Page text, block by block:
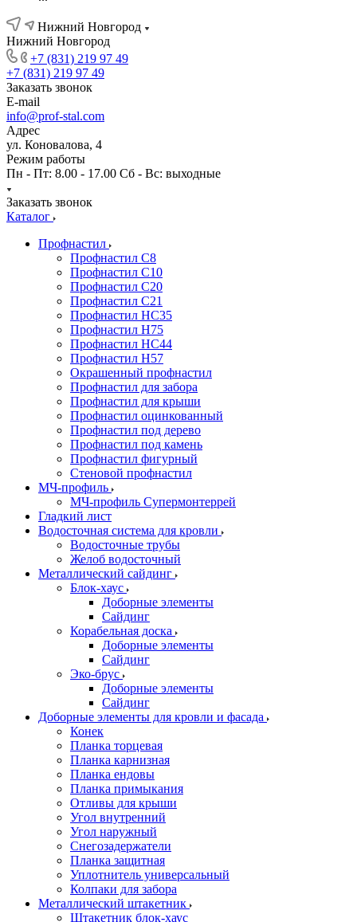
Нижний Новгород
Нижний Новгород
+7 (831) 219 97 49
+7 (831) 219 97 49
Заказать звонок
E-mail
info@prof-stal.com
Адрес
ул. Коновалова, 4
Режим работы
Пн - Пт: 8.00 - 17.00 Сб - Вс: выходные
Заказать звонок
Каталог
Профнастил
Профнастил С8
Профнастил С10
Профнастил С20
Профнастил С21
Профнастил НС35
Профнастил Н75
Профнастил HC44
Профнастил Н57
Окрашенный профнастил
Профнастил для забора
Профнастил для крыши
Профнастил оцинкованный
Профнастил под дерево
Профнастил под камень
Профнастил фигурный
Стеновой профнастил
МЧ-профиль
МЧ-профиль Супермонтеррей
Гладкий лист
Водосточная система для кровли
Водосточные трубы
Желоб водосточный
Металлический сайдинг
Блок-хаус
Доборные элементы
Сайдинг
Корабельная доска
Доборные элементы
Сайдинг
Эко-брус
Доборные элементы
Сайдинг
Доборные элементы для кровли и фасада
Конек
Планка торцевая
Планка карнизная
Планка ендовы
Планка примыкания
Отливы для крыши
Угол внутренний
Угол наружный
Снегозадержатели
Планка защитная
Уплотнитель универсальный
Колпаки для забора
Металлический штакетник
Штакетник блок-хаус